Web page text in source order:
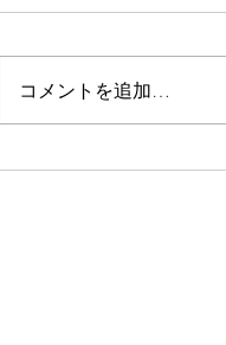
土曜日
コメントを追加…